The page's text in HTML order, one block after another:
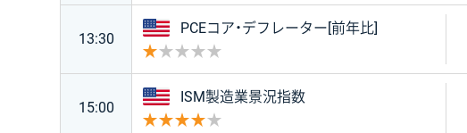
13:30
アメリカ
PCEコア・デフレーター[前年比]
15:00
アメリカ
ISM製造業景況指数